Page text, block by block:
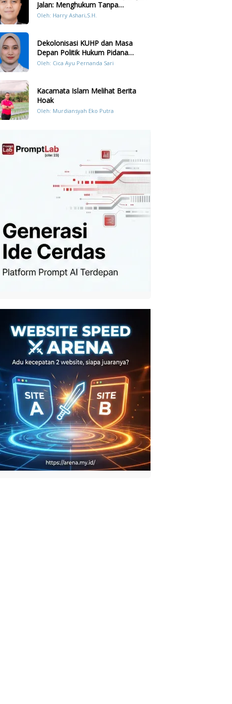
Jalan: Menghukum Tanpa
Memulihkan?
Oleh: Harry Ashari,S.H.
Dekolonisasi KUHP dan Masa
Depan Politik Hukum Pidana
Indonesia
Oleh: Cica Ayu Pernanda Sari
Kacamata Islam Melihat Berita
Hoak
Oleh: Murdiansyah Eko Putra